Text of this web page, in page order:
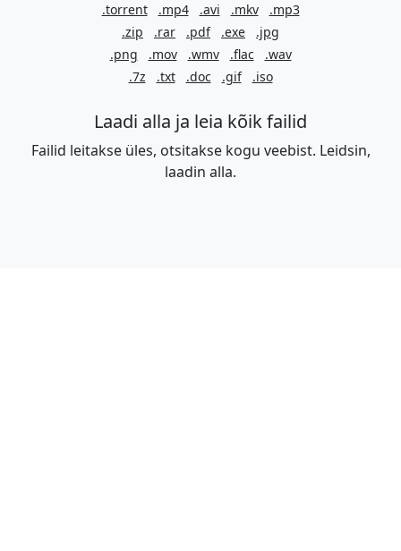
.torrent .mp4 .avi .mkv
.mp3
.zip
.rar .pdf .exe
.jpg
.png
.mov .wmv .flac
.wav
.7z
.txt .doc .gif .iso
Laadi alla ja leia kõik failid
Failid leitakse üles, otsitakse kogu veebist. Leidsin,
laadin alla.